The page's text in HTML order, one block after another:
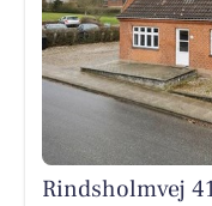
Rindsholmvej